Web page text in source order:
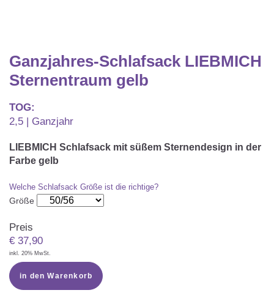
Betteinsatz
Puck-Schlafsack
Kuschelkissen
TEXTILIEN
Bettschlange
Dreieckstuch & Schnuffeltuch
Kuschelnest
Spezialkissen
Seitenlagerung
ZUBEHÖR
GESCHENKGUTSCHEIN
Ganzjahres-Schlafsack LIEBMICH
Sternentraum gelb
TOG:
2,5 | Ganzjahr
LIEBMICH Schlafsack mit süßem Sternendesign in der
Farbe gelb
Welche Schlafsack Größe ist die richtige?
Größe
Preis
€ 37,90
inkl. 20% MwSt.
in den Warenkorb